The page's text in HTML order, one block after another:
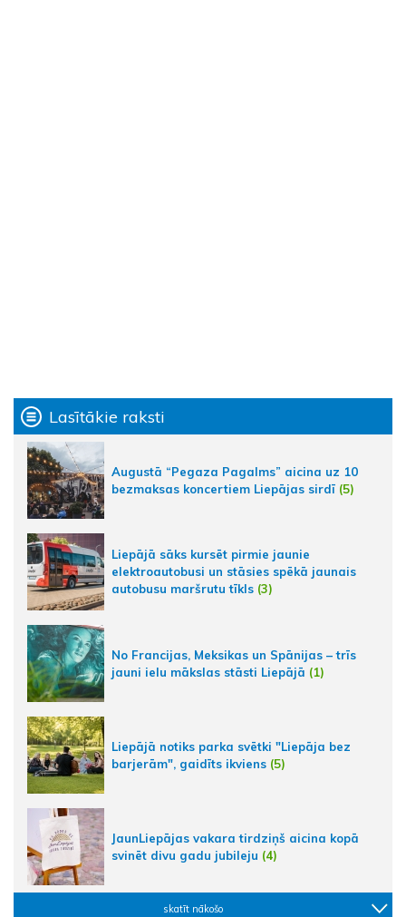
Lasītākie raksti
Augustā “Pegaza Pagalms” aicina uz 10
bezmaksas koncertiem Liepājas sirdī (5)
Liepājā sāks kursēt pirmie jaunie
elektroautobusi un stāsies spēkā jaunais
autobusu maršrutu tīkls (3)
No Francijas, Meksikas un Spānijas – trīs
jauni ielu mākslas stāsti Liepājā (1)
Liepājā notiks parka svētki "Liepāja bez
barjerām", gaidīts ikviens (5)
JaunLiepājas vakara tirdziņš aicina kopā
svinēt divu gadu jubileju (4)
skatīt nākošo